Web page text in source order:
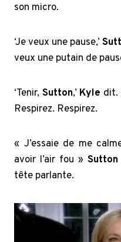
son micro.
‘Je veux une pause,’
veux une putain de
‘Tenir, Sutton,’ Kyle dit.
Respirez. Respirez.
« J’essaie de me
avoir l’air fou »Sutton
tête parlante.